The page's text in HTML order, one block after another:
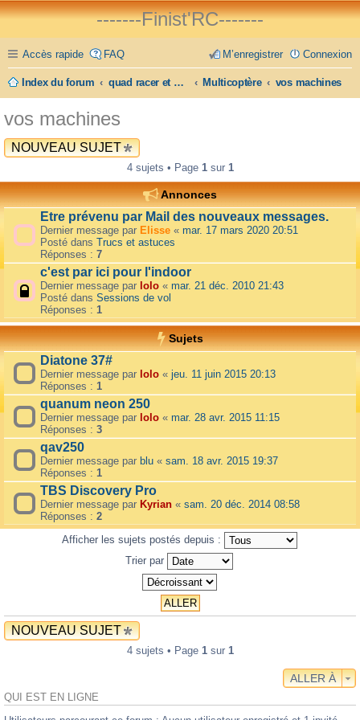
-------Finist'RC-------
Accès rapide FAQ Connexion
M’enregistrer
Index du forum quad racer et FPV Multicoptère vos machines
vos machines
NOUVEAU SUJET
4 sujets • Page 1sur 1
Annonces
Etre prévenu par Mail des nouveaux messages.
Dernier message par Elisse « mar. 17 mars 2020 20:51
Posté dans Trucs et astuces
Réponses : 7
c'est par ici pour l'indoor
Dernier message par lolo « mar. 21 déc. 2010 21:43
Posté dans Sessions de vol
Réponses : 1
Sujets
Diatone 37#
Dernier message par lolo « jeu. 11 juin 2015 20:13
Réponses : 1
quanum neon 250
Dernier message par lolo « mar. 28 avr. 2015 11:15
Réponses : 3
qav250
Dernier message par blu « sam. 18 avr. 2015 19:37
Réponses : 1
TBS Discovery Pro
Dernier message par Kyrian « sam. 20 déc. 2014 08:58
Réponses : 2
Afficher les sujets postés depuis :
Trier par
NOUVEAU SUJET
4 sujets • Page 1sur 1
ALLER À
QUI EST EN LIGNE